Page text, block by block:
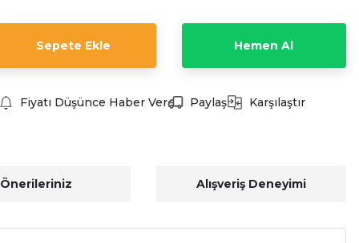
Sepete Ekle Hemen Al
Fiyatı Düşünce Haber Ver Paylaş Karşılaştır
Önerileriniz Alışveriş Deneyimi